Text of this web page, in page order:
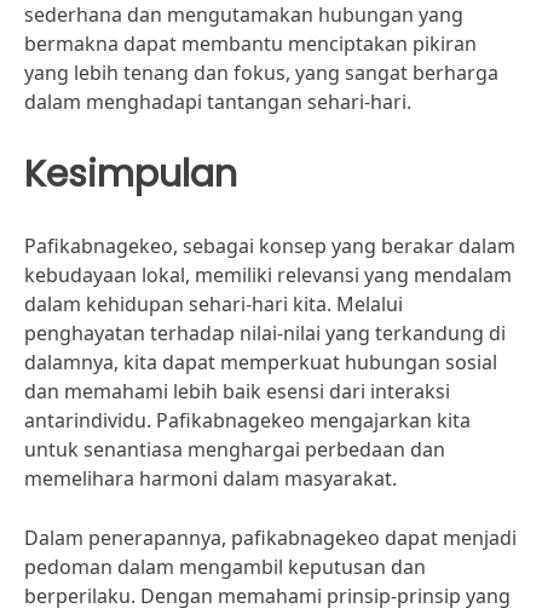
sederhana dan mengutamakan hubungan yang
bermakna dapat membantu menciptakan pikiran
yang lebih tenang dan fokus, yang sangat berharga
dalam menghadapi tantangan sehari-hari.
Kesimpulan
Pafikabnagekeo, sebagai konsep yang berakar dalam
kebudayaan lokal, memiliki relevansi yang mendalam
dalam kehidupan sehari-hari kita. Melalui
penghayatan terhadap nilai-nilai yang terkandung di
dalamnya, kita dapat memperkuat hubungan sosial
dan memahami lebih baik esensi dari interaksi
antarindividu. Pafikabnagekeo mengajarkan kita
untuk senantiasa menghargai perbedaan dan
memelihara harmoni dalam masyarakat.
Dalam penerapannya, pafikabnagekeo dapat menjadi
pedoman dalam mengambil keputusan dan
berperilaku. Dengan memahami prinsip-prinsip yang